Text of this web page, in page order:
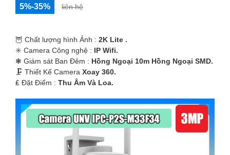
5%-35% liên hệ
🦉 Chất lượng hình Ảnh : 2K Lite .
✳️ Camera Công nghệ : IP Wifi.
❃ Giám sát Ban Đêm : Hồng Ngoại 10m Hồng Ngoại SMD.
🗜️ Thiết Kế Camera Xoay 360.
️₤ Đặt Điểm : Thu Âm Và Loa.